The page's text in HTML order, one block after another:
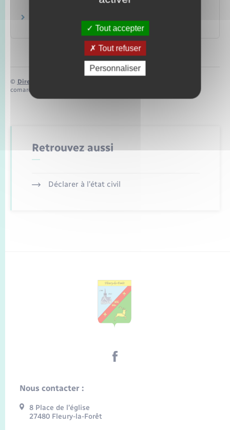
Commission européenne
© Direction de l’information légale et administrative
comarquage developpé par
Retrouvez aussi
Déclarer à l’état civil
Nous contacter :
8 Place de l’église
27480 Fleury-la-Forêt
Tout accepter
Tout refuser
Personnaliser